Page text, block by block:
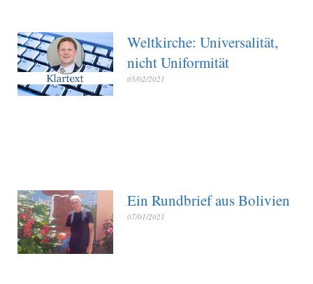
Weltkirche: Universalität,
nicht Uniformität
05/02/2021
Ein Rundbrief aus Bolivien
07/01/2021